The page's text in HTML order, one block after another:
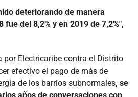
deteriorando de manera
del 8,2% y en 2019 de 7,2%",
por Electricaribe contra el Distrito
efectivo el pago de más de
de los barrios subnormales, se
años de conversaciones con